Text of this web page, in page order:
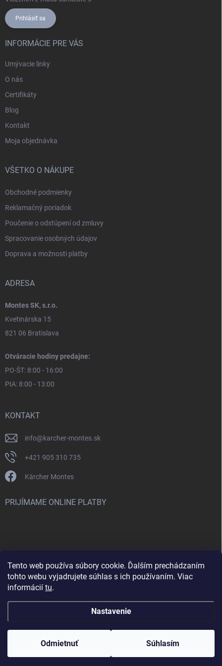
Tento web používa súbory cookie. Ďalším prechádzaním
tohto webu vyjadrujete súhlas s ich používaním. Viac
informácií tu.
Nastavenie
Odmietnuť Súhlasím
Prihlásiť sa
INFORMÁCIE PRE VÁS
Umývacie linky
O nás
Certifikáty
Blog
Kontakt
Moja objednávka
VŠETKO O NÁKUPE
Obchodné podmienky
Reklamačný poriadok
Poučenie o odstúpení od zmluvy
Spracovanie osobných údajov
Doprava a možnosti platby
ADRESA
Montes SK, s.r.o.
Kvetinárska 15
821 06 Bratislava
Otváracie hodiny predajne:
PO-ŠT: 8:00 - 16:00
PIA: 8:00 - 13:00
KONTAKT
info@karcher-montes.sk
+421 905 310 735
Kärcher Montes
PRIJÍMAME ONLINE PLATBY
Nenašli ste čo ste hľadali? Máte záujem o inú značku? Skúste
navštíviť aj našu stránku Montclean.sk
Vytvoril Shoptet
Copyright 2026 karcher-montes.sk . Všetky práva vyhradené.